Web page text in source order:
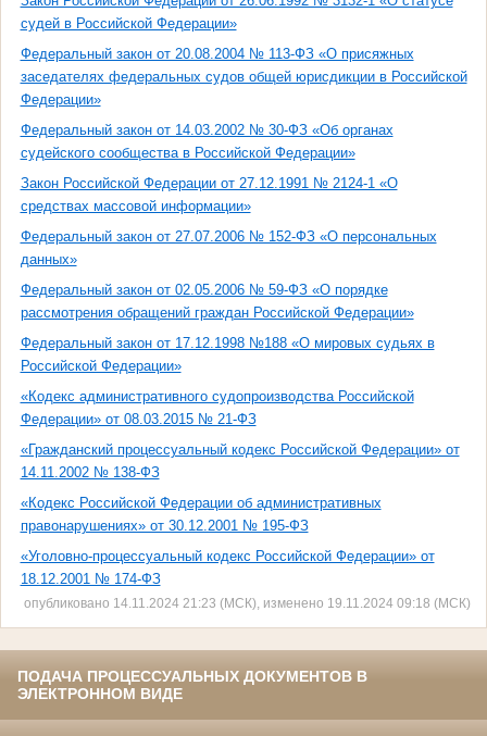
судей в Российской Федерации»
Федеральный закон от 20.08.2004 № 113-ФЗ «О присяжных
заседателях федеральных судов общей юрисдикции в Российской
Федерации»
Федеральный закон от 14.03.2002 № 30-ФЗ «Об органах
судейского сообщества в Российской Федерации»
Закон Российской Федерации от 27.12.1991 № 2124-1 «О
средствах массовой информации»
Федеральный закон от 27.07.2006 № 152-ФЗ «О персональных
данных»
Федеральный закон от 02.05.2006 № 59-ФЗ «О порядке
рассмотрения обращений граждан Российской Федерации»
Федеральный закон от 17.12.1998 №188 «О мировых судьях в
Российской Федерации»
«Кодекс административного судопроизводства Российской
Федерации» от 08.03.2015 № 21-ФЗ
«Гражданский процессуальный кодекс Российской Федерации» от
14.11.2002 № 138-ФЗ
«Кодекс Российской Федерации об административных
правонарушениях» от 30.12.2001 № 195-ФЗ
«Уголовно-процессуальный кодекс Российской Федерации» от
18.12.2001 № 174-ФЗ
опубликовано 14.11.2024 21:23 (МСК), изменено 19.11.2024 09:18 (МСК)
ПОДАЧА ПРОЦЕССУАЛЬНЫХ ДОКУМЕНТОВ В
ЭЛЕКТРОННОМ ВИДЕ